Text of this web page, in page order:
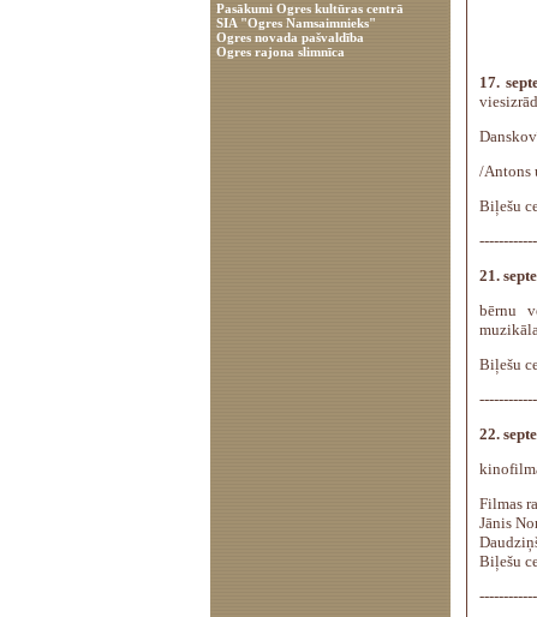
Pasākumi Ogres kultūras centrā
SIA "Ogres Namsaimnieks"
Ogres novada pašvaldība
Ogres rajona slimnīca
17.
/Antons
Biļešu
21.
bērnu
Biļešu
22.
Filmas
Jānis
Biļešu